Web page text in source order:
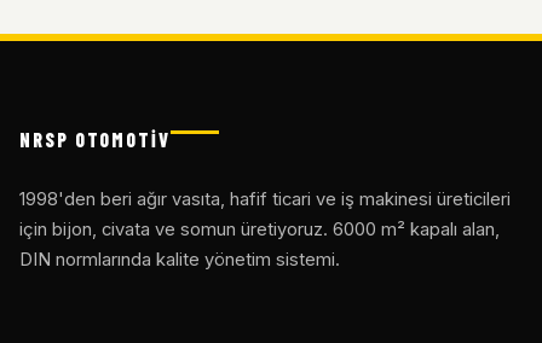
NRSP OTOMOTİV
1998'den beri ağır vasıta, hafif ticari ve iş makinesi üreticileri
için bijon, civata ve somun üretiyoruz. 6000 m² kapalı alan,
DIN normlarında kalite yönetim sistemi.